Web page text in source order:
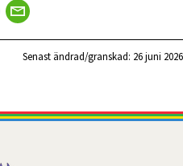
Senast ändrad/granskad: 26 juni 2026